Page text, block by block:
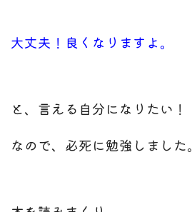
大丈夫！良くなりますよ。
と、言える自分になりたい！
なので、必死に勉強しました。